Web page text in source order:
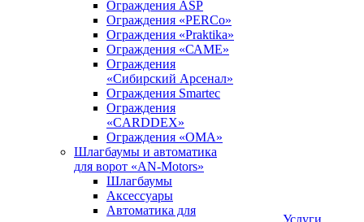
Ограждения ASP
Ограждения «PERCo»
Ограждения «Praktika»
Ограждения «САМЕ»
Ограждения
«Сибирский Арсенал»
Ограждения Smartec
Ограждения
«CARDDEX»
Ограждения «ОМА»
Шлагбаумы и автоматика
для ворот «AN-Motors»
Шлагбаумы
Аксессуары
Автоматика для
Услуги